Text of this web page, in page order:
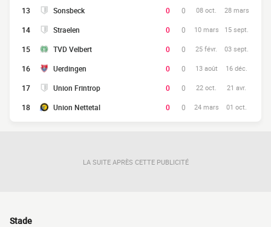
13 Sonsbeck 0 0 08 oct. 28 mars
14 Straelen 0 0 10 mars 15 sept.
15 TVD Velbert 0 0 25 févr. 03 sept.
16 Uerdingen 0 0 13 août 16 déc.
17 Union Frintrop 0 0 22 oct. 21 avr.
18 Union Nettetal 0 0 24 mars 01 oct.
LA SUITE APRÈS CETTE PUBLICITÉ
Stade